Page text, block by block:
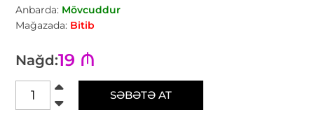
Anbarda: Mövcuddur
Mağazada: Bitib
Nağd:19 ₼
SƏBƏTƏ AT